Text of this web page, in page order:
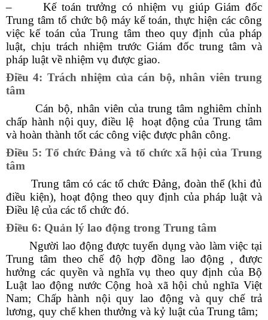
– Kế toán trưởng có nhiệm vụ giúp Giám đốc
Trung tâm tổ chức bộ máy kế toán, thực hiện các công
việc kế toán của Trung tâm theo quy định của pháp
luật, chịu trách nhiệm trước Giám đốc trung tâm và
pháp luật về nhiệm vụ được giao.
Điều 4: Trách nhiệm của cán bộ, nhân viên trung
tâm
Cán bộ, nhân viên của trung tâm nghiêm chỉnh
chấp hành nội quy, điều lệ hoạt động của Trung tâm
và hoàn thành tốt các công việc được phân công.
Điều 5: Tổ chức Đảng và tổ chức xã hội của Trung
tâm
Trung tâm có các tổ chức Đảng, đoàn thể (khi đủ
điều kiện), hoạt động theo quy định của pháp luật và
Điều lệ của các tổ chức đó.
Điều 6: Quản lý lao động trong Trung tâm
Người lao động được tuyển dụng vào làm việc tại
Trung tâm theo chế độ hợp đồng lao động , được
hưởng các quyền và nghĩa vụ theo quy định của Bộ
Luật lao động nước Cộng hoà xã hội chủ nghĩa Việt
Nam; Chấp hành nội quy lao động và quy chế trả
lương, quy chế khen thưởng và kỷ luật của Trung tâm;